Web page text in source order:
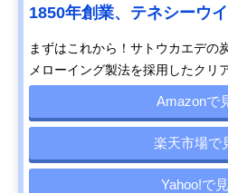
1850年創業、テネシーウ
まずはこれから！サトウカエデの
メローイング製法を採用したクリ
Amazonで
楽天市場で
Yahoo!で